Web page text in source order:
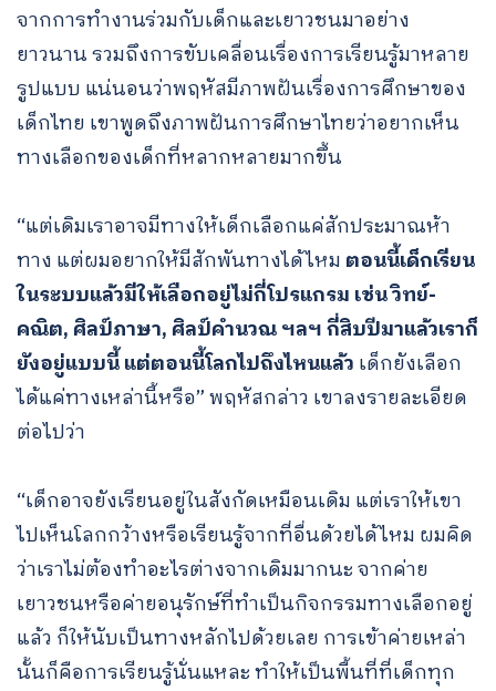
จากการทำงานร่วมกับเด็กและเยาวชนมาอย่าง
ยาวนาน รวมถึงการขับเคลื่อนเรื่องการเรียนรู้มาหลาย
รูปแบบ แน่นอนว่าพฤหัสมีภาพฝันเรื่องการศึกษาของ
เด็กไทย เขาพูดถึงภาพฝันการศึกษาไทยว่าอยากเห็น
ทางเลือกของเด็กที่หลากหลายมากขึ้น
“แต่เดิมเราอาจมีทางให้เด็กเลือกแค่สักประมาณห้า
ทาง แต่ผมอยากให้มีสักพันทางได้ไหม ตอนนี้เด็กเรียน
ในระบบแล้วมีให้เลือกอยู่ไม่กี่โปรแกรม เช่น วิทย์-
คณิต, ศิลป์ภาษา, ศิลป์คำนวณ ฯลฯ กี่สิบปีมาแล้วเราก็
ยังอยู่แบบนี้ แต่ตอนนี้โลกไปถึงไหนแล้ว เด็กยังเลือก
ได้แค่ทางเหล่านี้หรือ” พฤหัสกล่าว เขาลงรายละเอียด
ต่อไปว่า
“เด็กอาจยังเรียนอยู่ในสังกัดเหมือนเดิม แต่เราให้เขา
ไปเห็นโลกกว้างหรือเรียนรู้จากที่อื่นด้วยได้ไหม ผมคิด
ว่าเราไม่ต้องทำอะไรต่างจากเดิมมากนะ จากค่าย
เยาวชนหรือค่ายอนุรักษ์ที่ทำเป็นกิจกรรมทางเลือกอยู่
แล้ว ก็ให้นับเป็นทางหลักไปด้วยเลย การเข้าค่ายเหล่า
นั้นก็คือการเรียนรู้นั่นแหละ ทำให้เป็นพื้นที่ที่เด็กทุก